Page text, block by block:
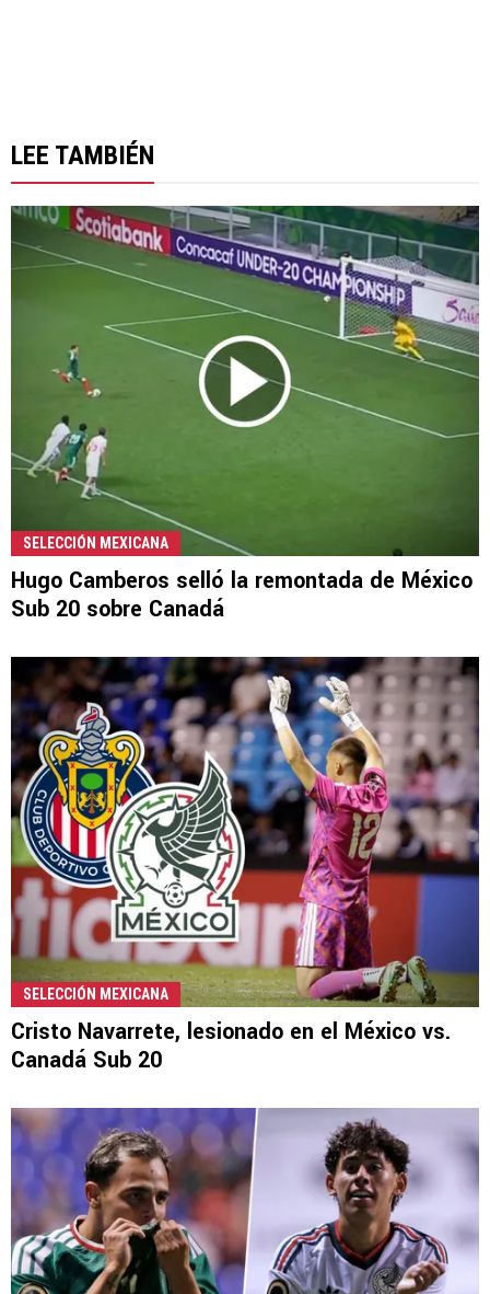
LEE TAMBIÉN
SELECCIÓN MEXICANA
Hugo Camberos selló la remontada de México
Sub 20 sobre Canadá
SELECCIÓN MEXICANA
Cristo Navarrete, lesionado en el México vs.
Canadá Sub 20